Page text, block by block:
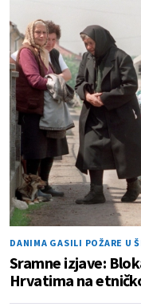
DANIMA GASILI POŽARE U
Sramne izjave:
Hrvatima na